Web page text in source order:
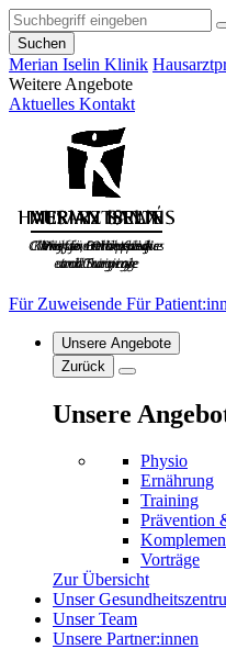
Suchen
Merian Iselin Klinik
Weitere Angebote
Aktuelles Kontakt
Für Zuweisende Für
Unsere Angebote
Zurück
Unsere
Physio
Ernährung
Training
Prävention
Vorträge
Zur Übersicht
Unser
Unser Team
Unsere Partner:innen